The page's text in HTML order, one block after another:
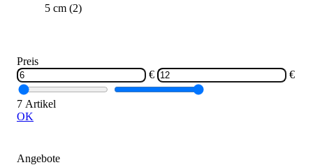
5 cm (2)
Preis
€
€
7 Artikel
OK
Angebote